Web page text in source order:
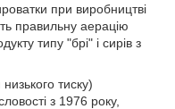
при виробництві
правильну аерацію
типу "брі" і сирів з
тиску)
з 1976 року,